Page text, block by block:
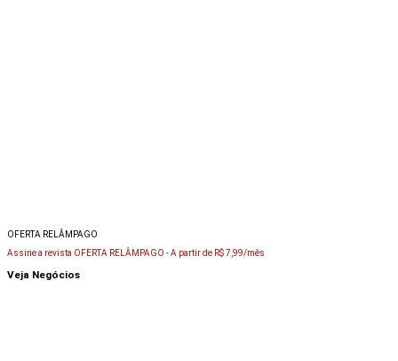
OFERTA RELÂMPAGO
Assine a revista OFERTA RELÂMPAGO -A partir de R$ 7,99/mês
Veja Negócios